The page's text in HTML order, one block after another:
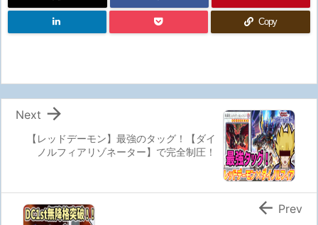
Copy
【レッドデーモン】最強のタッグ！【ダイ
ノルフィアリゾネーター】で完全制圧！

Next
 Prev